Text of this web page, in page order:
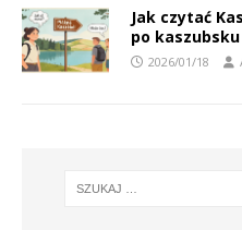
Jak czytać
po
2026/01/18